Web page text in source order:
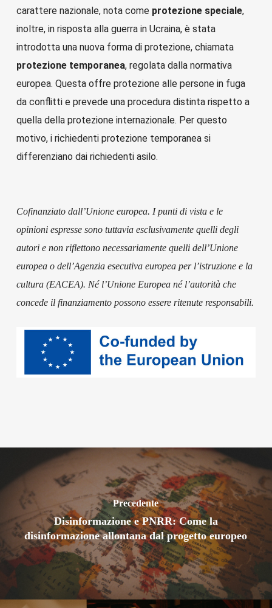
carattere nazionale, nota come protezione speciale,
inoltre, in risposta alla guerra in Ucraina, è stata
introdotta una nuova forma di protezione, chiamata
protezione temporanea, regolata dalla normativa
europea. Questa offre protezione alle persone in fuga
da conflitti e prevede una procedura distinta rispetto a
quella della protezione internazionale. Per questo
motivo, i richiedenti protezione temporanea si
differenziano dai richiedenti asilo.
Cofinanziato dall’Unione europea. I punti di vista e le
opinioni espresse sono tuttavia esclusivamente quelli degli
autori e non riflettono necessariamente quelli dell’Unione
europea o dell’Agenzia esecutiva europea per l’istruzione e la
cultura (EACEA). Né l’Unione Europea né l’autorità che
concede il finanziamento possono essere ritenute responsabili.
Precedente
Disinformazione e PNRR: Come la
disinformazione allontana dal progetto europeo